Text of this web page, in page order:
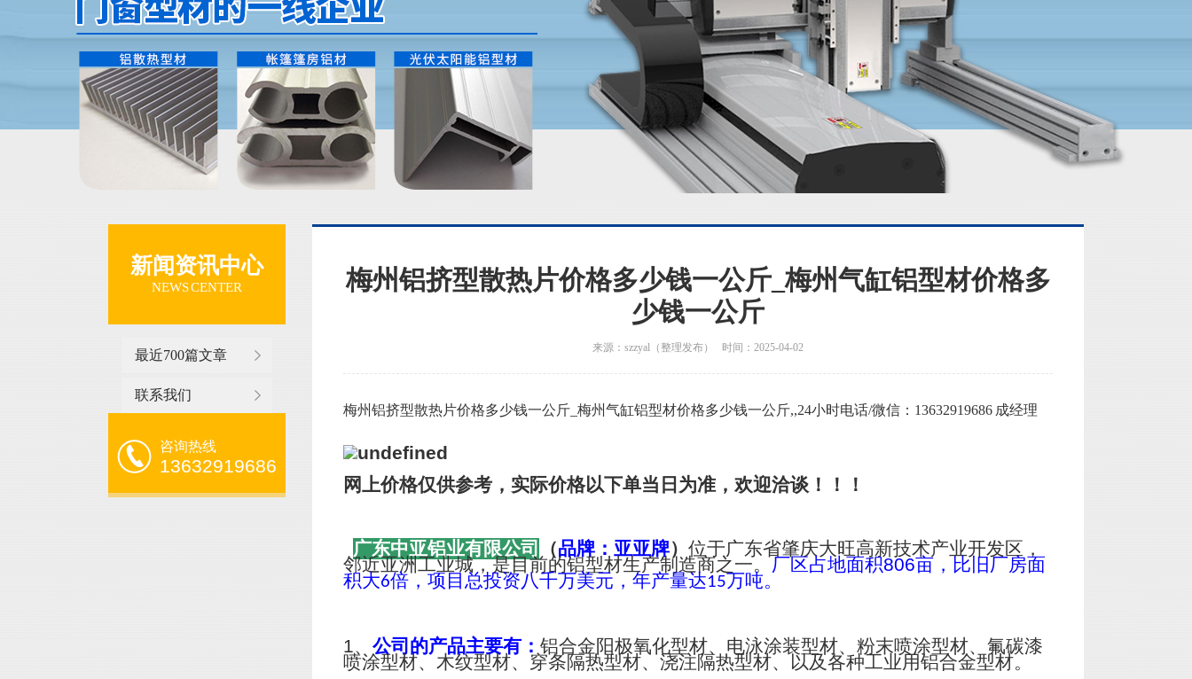
新闻资讯中心
NEWS CENTER
最近700篇文章
联系我们
咨询热线
13632919686
梅州铝挤型散热片价格多少钱一公斤_梅州气缸铝型材价格多
少钱一公斤
来源：szzyal（整理发布） 时间：2025-04-02
梅州铝挤型散热片价格多少钱一公斤_梅州气缸铝型材价格多少钱一公斤,,24小时电话/微信：13632919686 成经理
网上价格仅供参考，实际价格以下单当日为准，欢迎洽谈！！！
广东中亚铝业有限公司 （品牌：亚亚牌） 位于广东省肇庆大旺高新技术产业开发区，
邻近亚洲工业城，是目前的铝型材生产制造商之一。厂区占地面积806亩，比旧厂房面
积大6倍，项目总投资八千万美元，年产量达15万吨。
1、 公司的产品主要有： 铝合金阳极氧化型材、电泳涂装型材、粉末喷涂型材、氟碳漆
喷涂型材、木纹型材、穿条隔热型材、浇注隔热型材、以及各种工业用铝合金型材。